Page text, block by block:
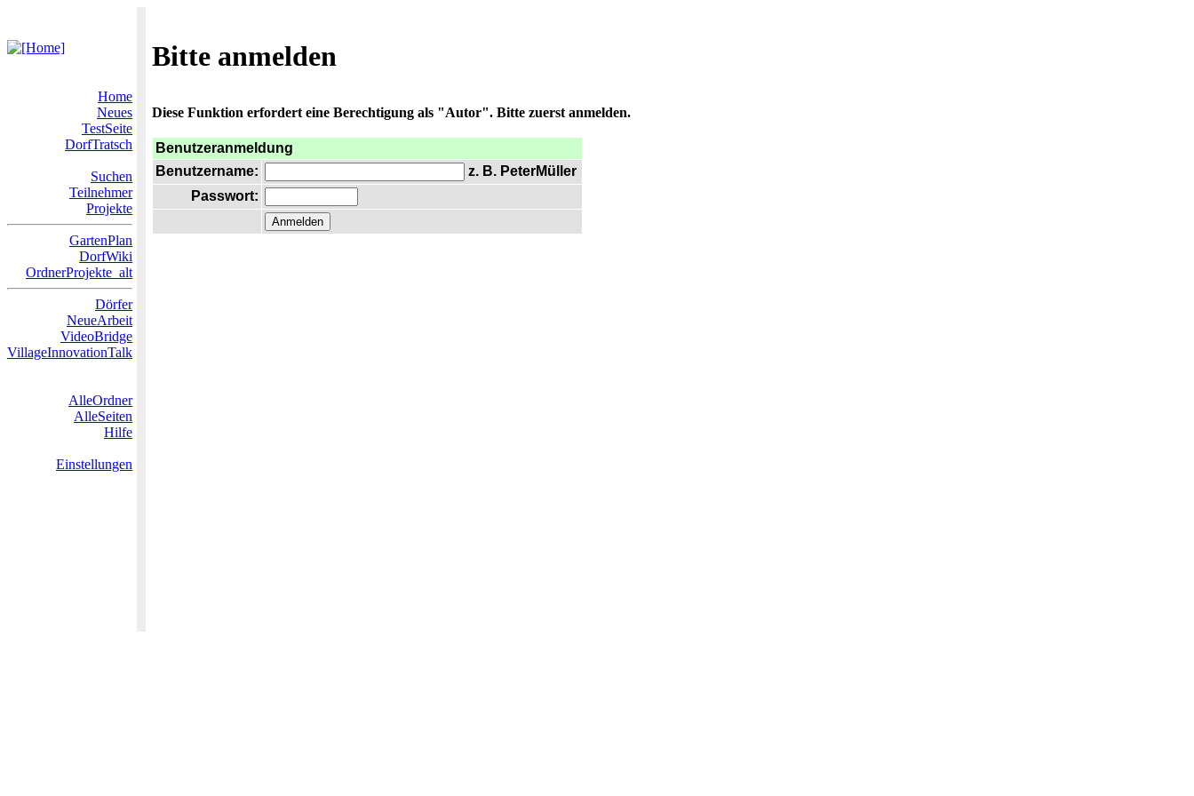
Bitte anmelden
Home
Neues
TestSeite
DorfTratsch
Suchen
Teilnehmer
Projekte
GartenPlan
DorfWiki
OrdnerProjekte_alt
Dörfer
NeueArbeit
VideoBridge
VillageInnovationTalk
AlleOrdner
AlleSeiten
Hilfe
Einstellungen
Diese Funktion erfordert eine Berechtigung als "Autor". Bitte zuerst anmelden.
Benutzeranmeldung
Benutzername:
z. B. PeterMüller
Passwort: